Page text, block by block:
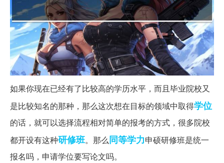
如果你现在已经有了比较高的学历水平，而且毕业院校又
是比较知名的那种，那么这次想在目标的领域中取得学位
的话，就可以选择流程相对简单的报考的方式，很多院校
都开设有这种研修班。那么同等学力申硕研修班是统一
报名吗，申请学位要写论文吗。